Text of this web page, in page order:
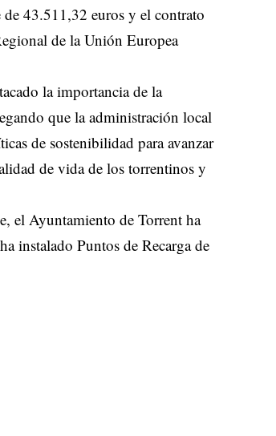
43.511,32 euros y el contrato
de la Unión Europea
la importancia de la
que la administración local
de sostenibilidad para avanzar
de vida de los torrentinos y
el Ayuntamiento de Torrent ha
instalado Puntos de Recarga de